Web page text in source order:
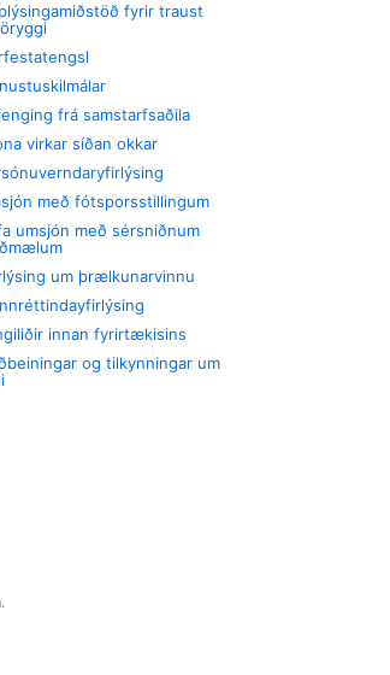
fyrir traust
frá samstarfsaðila
virkar síðan okkar
með fótsporsstillingum
umsjón með sérsniðnum
um þrælkunarvinnu
innan fyrirtækisins
og tilkynningar um